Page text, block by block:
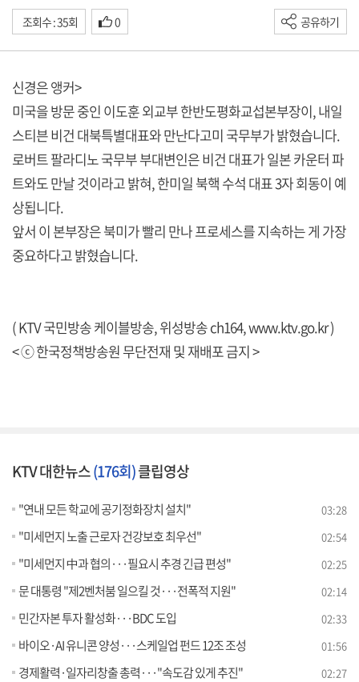
조회수 : 35회 0 공유하기
신경은 앵커>
미국을 방문 중인 이도훈 외교부 한반도평화교섭본부장이, 내일
스티븐 비건 대북특별대표와 만난다고미 국무부가 밝혔습니다.
로버트 팔라디노 국무부 부대변인은 비건 대표가 일본 카운터 파
트와도 만날 것이라고 밝혀, 한미일 북핵 수석 대표 3자 회동이 예
상됩니다.
앞서 이 본부장은 북미가 빨리 만나 프로세스를 지속하는 게 가장
중요하다고 밝혔습니다.
( KTV 국민방송 케이블방송, 위성방송 ch164,www.ktv.go.kr)
< ⓒ 한국정책방송원 무단전재 및 재배포 금지 >
KTV 대한뉴스(176회)클립영상
"연내 모든 학교에 공기정화장치 설치" 03:28
"미세먼지 노출 근로자 건강보호 최우선" 02:54
"미세먼지 中과 협의···필요시 추경 긴급 편성" 02:25
문 대통령 "제2벤처붐 일으킬 것···전폭적 지원" 02:14
민간자본 투자 활성화···BDC 도입 02:33
바이오·AI 유니콘 양성···스케일업 펀드 12조 조성 01:56
경제활력·일자리창출 총력···"속도감 있게 추진" 02:27